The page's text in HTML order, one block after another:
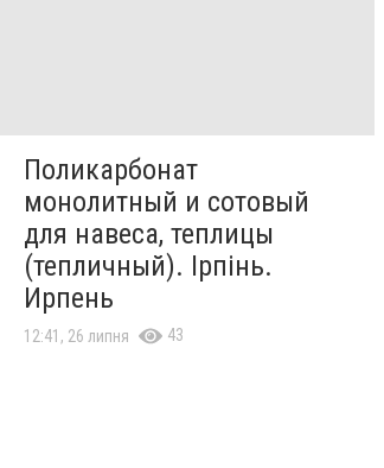
Поликарбонат
монолитный и сотовый
для навеса, теплицы
(тепличный). Ірпінь.
Ирпень
12:41, 26 липня 43